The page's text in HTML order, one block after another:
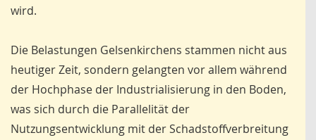
wird.
Die Belastungen Gelsenkirchens stammen nicht aus
heutiger Zeit, sondern gelangten vor allem während
der Hochphase der Industrialisierung in den Boden,
was sich durch die Parallelität der
Nutzungsentwicklung mit der Schadstoffverbreitung